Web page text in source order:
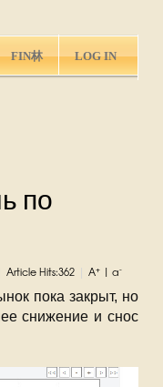
FIN林 LOG IN
по
Article Hits:362 A+| a-
пока закрыт, но
снижение и снос